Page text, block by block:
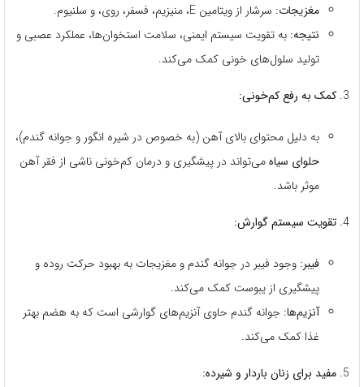
مغزیجات: سرشار از ویتامین E، منیزیم، فسفر، روی، و سلنیوم.
نتیجه: به تقویت سیستم ایمنی، سلامت استخوان‌ها، عملکرد عصبی و
تولید سلول‌های خونی کمک می‌کند.
کمک به رفع کم‌خونی:
به دلیل محتوای بالای آهن (به خصوص در شیره انگور و جوانه گندم)،
حلوای سیاهمی‌تواند در پیشگیری و درمان کم‌خونی ناشی از فقر آهن
موثر باشد.
تقویت سیستم گوارش:
فیبر: وجود فیبر در جوانه گندم و مغزیجات به بهبود حرکت روده و
پیشگیری از یبوست کمک می‌کند.
آنزیم‌ها: جوانه گندم حاوی آنزیم‌های گوارشی است که به هضم بهتر
غذا کمک می‌کند.
مفید برای زنان باردار و شیرده: